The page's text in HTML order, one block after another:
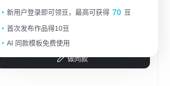
互动温馨，绿植点缀，舒适感十足。
车厘CICI
做同款
新用户登录即可领豆，最高可获得 70 豆
首次发布作品得10豆
AI 同款模板免费使用